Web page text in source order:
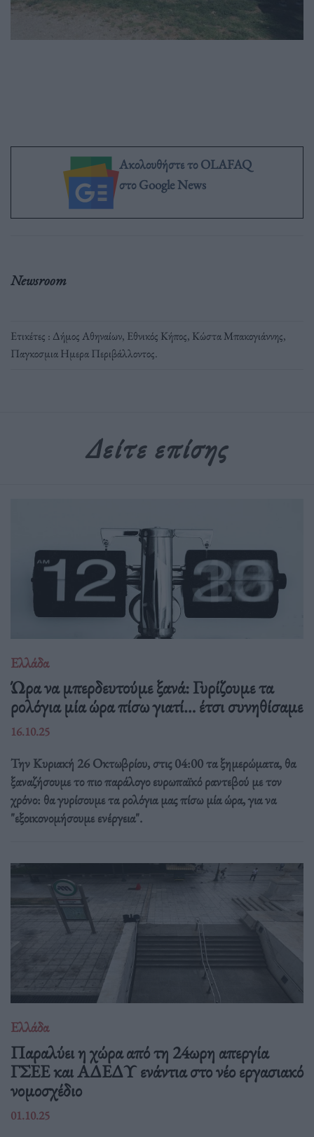
Ακολουθήστε το OLAFAQ
στο Google News
Newsroom
Ετικέτες : Δήμος Αθηναίων, Εθνικός Κήπος, Κώστα Μπακογιάννης,
Παγκοσμια Ημερα Περιβάλλοντος.
Δείτε επίσης
Ελλάδα
Ώρα να μπερδευτούμε ξανά: Γυρίζουμε τα
ρολόγια μία ώρα πίσω γιατί… έτσι συνηθίσαμε
16.10.25
Την Κυριακή 26 Οκτωβρίου, στις 04:00 τα ξημερώματα, θα
ξαναζήσουμε το πιο παράλογο ευρωπαϊκό ραντεβού με τον
χρόνο: θα γυρίσουμε τα ρολόγια μας πίσω μία ώρα, για να
"εξοικονομήσουμε ενέργεια".
Ελλάδα
Παραλύει η χώρα από τη 24ωρη απεργία
ΓΣΕΕ και ΑΔΕΔΥ ενάντια στο νέο εργασιακό
νομοσχέδιο
01.10.25